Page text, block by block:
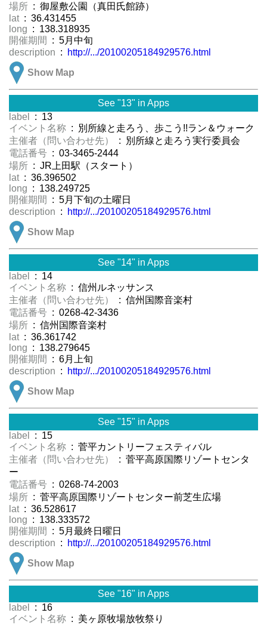
場所 : 御屋敷公園（真田氏館跡）
lat : 36.431455
long : 138.318935
開催期間
: 5月中旬
description :
http://.../20100205184929576.html
Show Map
See "13" in Apps
label
: 13
イベント名称 : 別所線と走ろう、歩こう!!ラン＆ウォーク
主催者（問い合わせ先）
: 別所線と走ろう実行委員会
電話番号 : 03-3465-2444
場所 : JR上田駅（スタート）
lat : 36.396502
long : 138.249725
開催期間
: 5月下旬の土曜日
description :
http://.../20100205184929576.html
Show Map
See "14" in Apps
label
: 14
イベント名称 : 信州ルネッサンス
主催者（問い合わせ先）
: 信州国際音楽村
電話番号 : 0268-42-3436
場所 : 信州国際音楽村
lat : 36.361742
long : 138.279645
開催期間
: 6月上旬
description :
http://.../20100205184929576.html
Show Map
See "15" in Apps
label
: 15
イベント名称 : 菅平カントリーフェスティバル
主催者（問い合わせ先）
: 菅平高原国際リゾートセンタ
ー
電話番号 : 0268-74-2003
場所 : 菅平高原国際リゾートセンター前芝生広場
lat : 36.528617
long : 138.333572
開催期間
: 5月最終日曜日
description :
http://.../20100205184929576.html
Show Map
See "16" in Apps
label
: 16
イベント名称 : 美ヶ原牧場放牧祭り